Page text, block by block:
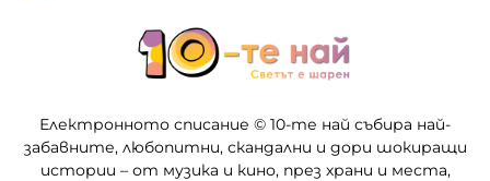
Електронното списание © 10-те най събира най-
забавните, любопитни, скандални и дори шокиращи
истории – от музика и кино, през храни и места,